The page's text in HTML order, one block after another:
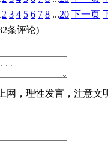
2 3 4 5 6 7 8 ...20 下一页
条评论)
网，理性发言，注意文